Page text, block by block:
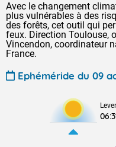
Avec le changement
plus vulnérables à des
des forêts, cet outil qui
feux. Direction Toulouse,
Vincendon, coordinateur
France.
Ephéméride du 09
Lever